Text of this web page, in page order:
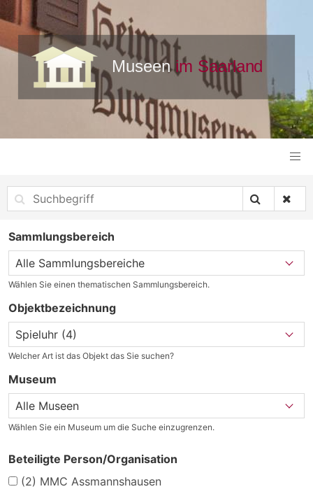
Sammlungsbereich
Wählen Sie einen thematischen Sammlungsbereich.
Objektbezeichnung
Welcher Art ist das Objekt das Sie suchen?
Museum
Wählen Sie ein Museum um die Suche einzugrenzen.
Beteiligte Person/Organisation
(2) MMC Assmannshausen